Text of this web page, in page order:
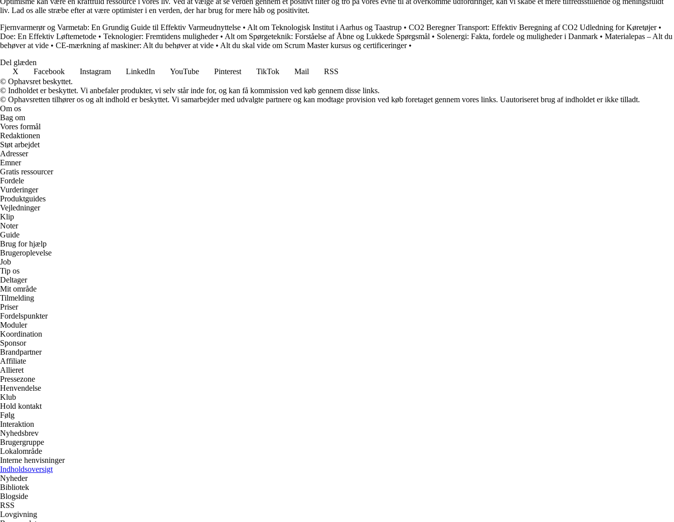
liv. Lad os alle stræbe efter at være optimister i en verden, der har brug for mere håb og positivitet.
Fjernvarmerør og Varmetab: En Grundig Guide til Effektiv Varmeudnyttelse • Alt om Teknologisk Institut i Aarhus og Taastrup • CO2 Beregner Transport: Effektiv Beregning af CO2 Udledning for Køretøjer•
Doe: En Effektiv Løftemetode • Teknologier: Fremtidens muligheder• Alt om Spørgeteknik: Forståelse af Åbne og Lukkede Spørgsmål • Solenergi: Fakta, fordele og muligheder i Danmark • Materialepas – Alt du
behøver at vide • CE-mærkning af maskiner: Alt du behøver at vide • Alt du skal vide om Scrum Master kursus og certificeringer•
Del glæden
X
Facebook Instagram LinkedIn YouTube Pinterest TikTok Mail
RSS
© Ophavsret beskyttet.
© Indholdet er beskyttet. Vi anbefaler produkter, vi selv står inde for, og kan få kommission ved køb gennem disse links.
© Ophavsretten tilhører os og alt indhold er beskyttet. Vi samarbejder med udvalgte partnere og kan modtage provision ved køb foretaget gennem vores links. Uautoriseret brug af indholdet er ikke tilladt.
Om os
Bag om
Vores formål
Redaktionen
Støt arbejdet
Adresser
Emner
Gratis ressourcer
Fordele
Vurderinger
Produktguides
Vejledninger
Klip
Noter
Guide
Brug for hjælp
Brugeroplevelse
Job
Tip os
Deltager
Mit område
Tilmelding
Priser
Fordelspunkter
Moduler
Koordination
Sponsor
Brandpartner
Affiliate
Allieret
Pressezone
Henvendelse
Klub
Hold kontakt
Følg
Interaktion
Nyhedsbrev
Brugergruppe
Lokalområde
Interne henvisninger
Indholdsoversigt
Nyheder
Bibliotek
Blogside
RSS
Lovgivning